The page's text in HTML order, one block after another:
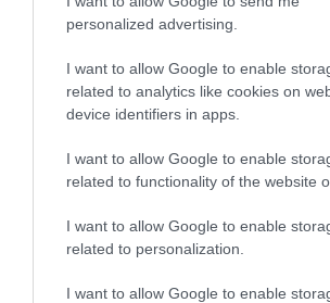
personalized advertising.
I want to allow Google to enable
related to analytics like cookies on
device identifiers in apps.
I want to allow Google to enable
related to functionality of the website
I want to allow Google to enable
related to personalization.
I want to allow Google to enable
ΕΛΛΗΝΙΚΗ ΜΠΥΡΑ ΜΠΥΡΑ
ΔΕΙΤΕ ΠΡΩΤΟΙ ΟΛΑ ΤΑ ΝΕΑ ΤΟΥ
GOOGLE NEWS
Σχετικά άρθρα: